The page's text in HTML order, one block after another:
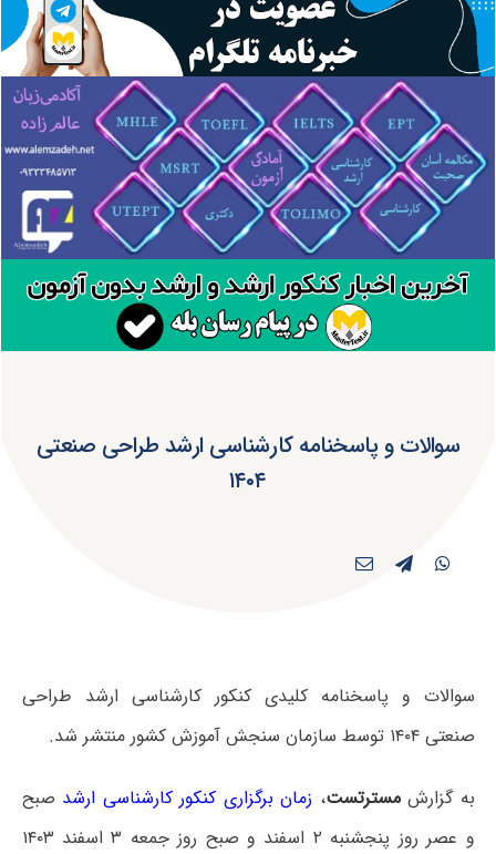
سوالات و پاسخنامه کارشناسی ارشد طراحی صنعتی
۱۴۰۴
سوالات و پاسخنامه کلیدی کنکور کارشناسی ارشد طراحی
صنعتی ۱۴۰۴ توسط سازمان سنجش آموزش کشور منتشر شد.
به گزارشمسترتست، زمان برگزاری کنکور کارشناسی ارشد صبح
و عصر روز پنجشنبه ۲ اسفند و صبح روز جمعه ۳ اسفند ۱۴۰۳